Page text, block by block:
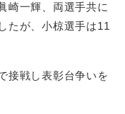
崎一輝、両選手共に
たが、小椋選手は11
接戦し表彰台争いを